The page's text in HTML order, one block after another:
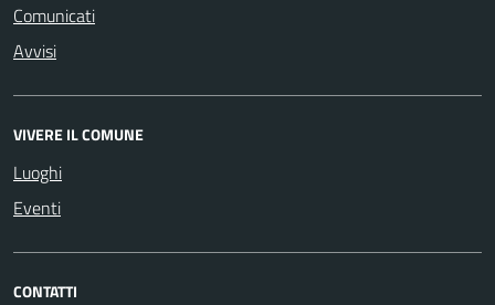
Comunicati
Avvisi
VIVERE IL COMUNE
Luoghi
Eventi
CONTATTI